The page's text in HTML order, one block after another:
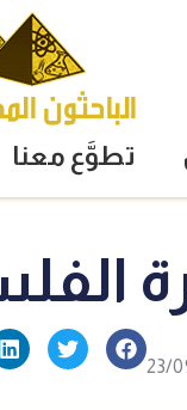
تطوَّع معنا
23/